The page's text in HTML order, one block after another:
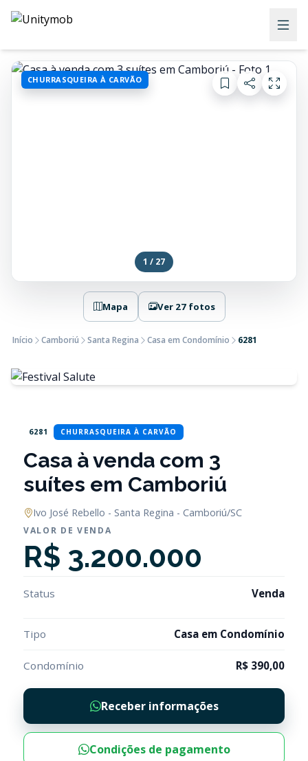
CHURRASQUEIRA À CARVÃO
1 / 27
Mapa Ver 27 fotos
Início Camboriú Santa Regina Casa em Condomínio 6281
6281 CHURRASQUEIRA À CARVÃO
Casa à venda com 3
suítes em Camboriú
Ivo José Rebello - Santa Regina - Camboriú/SC
VALOR DE VENDA
R$ 3.200.000
Status Venda
Tipo Casa em Condomínio
Condomínio R$ 390,00
Receber informações
Condições de pagamento